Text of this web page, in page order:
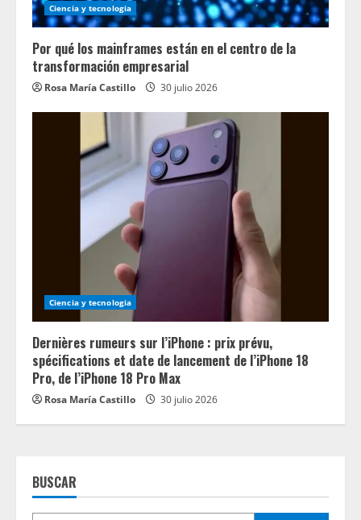
Ciencia y tecnologia
Por qué los mainframes están en el centro de la
transformación empresarial
Rosa María Castillo 30 julio 2026
Ciencia y tecnologia
Dernières rumeurs sur l’iPhone : prix prévu,
spécifications et date de lancement de l’iPhone 18
Pro, de l’iPhone 18 Pro Max
Rosa María Castillo 30 julio 2026
BUSCAR